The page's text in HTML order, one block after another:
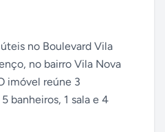
no Boulevard Vila
no bairro Vila Nova
imóvel reúne 3
banheiros, 1 sala e 4